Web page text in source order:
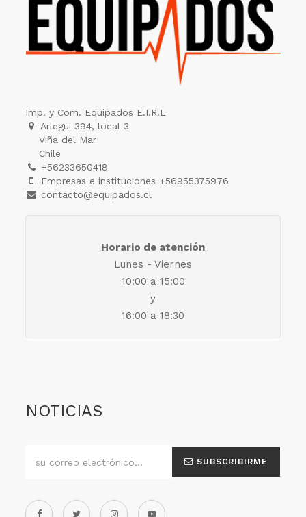
Imp. y Com. Equipados E.I.R.L
Arlegui 394, local 3
Viña del Mar
Chile
+56233650418
Empresas e instituciones +56955375976
contacto@equipados.cl
Horario de atención
Lunes - Viernes
10:00 a 15:00
y
16:00 a 18:30
NOTICIAS
SUBSCRIBIRME